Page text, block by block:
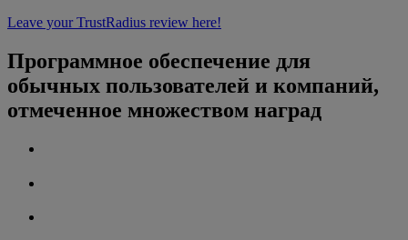
Leave your TrustRadius review here!
Программное обеспечение для
обычных пользователей и компаний,
отмеченное множеством наград